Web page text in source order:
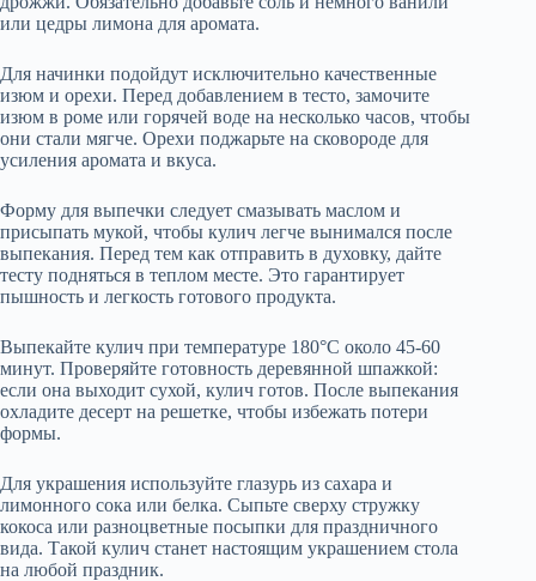
или цедры лимона для аромата.
Для начинки подойдут исключительно качественные
изюм и орехи. Перед добавлением в тесто, замочите
изюм в роме или горячей воде на несколько часов, чтобы
они стали мягче. Орехи поджарьте на сковороде для
усиления аромата и вкуса.
Форму для выпечки следует смазывать маслом и
присыпать мукой, чтобы кулич легче вынимался после
выпекания. Перед тем как отправить в духовку, дайте
тесту подняться в теплом месте. Это гарантирует
пышность и легкость готового продукта.
Выпекайте кулич при температуре 180°C около 45-60
минут. Проверяйте готовность деревянной шпажкой:
если она выходит сухой, кулич готов. После выпекания
охладите десерт на решетке, чтобы избежать потери
формы.
Для украшения используйте глазурь из сахара и
лимонного сока или белка. Сыпьте сверху стружку
кокоса или разноцветные посыпки для праздничного
вида. Такой кулич станет настоящим украшением стола
на любой праздник.